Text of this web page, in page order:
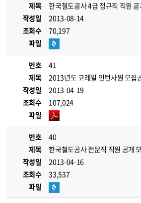
제목
한국철도공사 4급 정규직 직원 공
작성일
2013-08-14
조회수
70,197
파일
번호
41
제목
2013년도 코레일 인턴사원 모집
작성일
2013-04-19
조회수
107,024
파일
번호
40
제목
한국철도공사 전문직 직원 공개
작성일
2013-04-16
조회수
33,537
파일